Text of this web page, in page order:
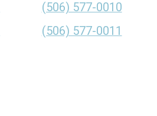
(506) 577-0010
(506) 577-0011